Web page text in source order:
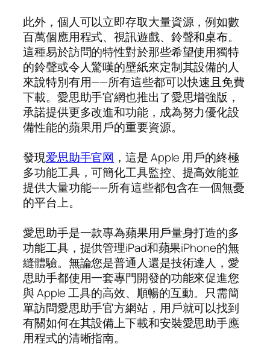
此外，個人可以立即存取大量資源，例如數
百萬個應用程式、視訊遊戲、鈴聲和桌布。
這種易於訪問的特性對於那些希望使用獨特
的鈴聲或令人驚嘆的壁紙來定制其設備的人
來說特別有用——所有這些都可以快速且免費
下載。愛思助手官網也推出了愛思增強版，
承諾提供更多改進和功能，成為努力優化設
備性能的蘋果用戶的重要資源。
發現爱思助手官网 ，這是 Apple 用戶的終極
多功能工具，可簡化工具監控、提高效能並
提供大量功能——所有這些都包含在一個無憂
的平台上。
愛思助手是一款專為蘋果用戶量身打造的多
功能工具，提供管理iPad和蘋果iPhone的無
縫體驗。無論您是普通人還是技術達人，愛
思助手都使用一套專門開發的功能來促進您
與 Apple 工具的高效、順暢的互動。只需簡
單訪問愛思助手官方網站，用戶就可以找到
有關如何在其設備上下載和安裝愛思助手應
用程式的清晰指南。